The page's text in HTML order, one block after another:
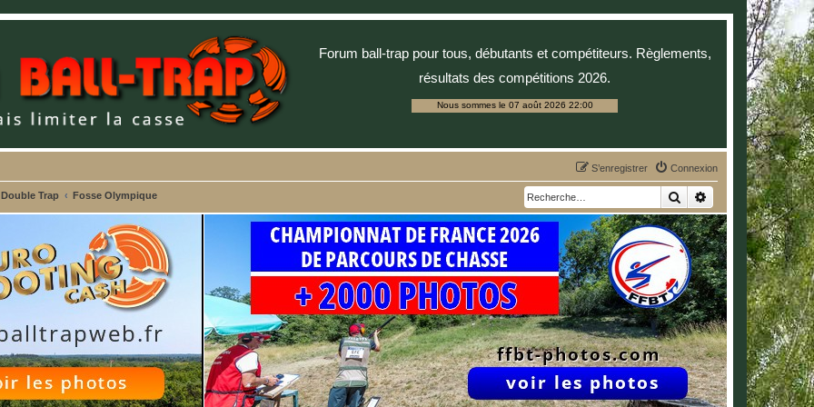
Forum ball-trap pour tous, débutants et compétiteurs. Règlements,
résultats des compétitions 2026.
Nous sommes le 07 août 2026 22:00
Connexion
S’enregistrer
Trap Fosse Olympique RechercherRecherche avancée